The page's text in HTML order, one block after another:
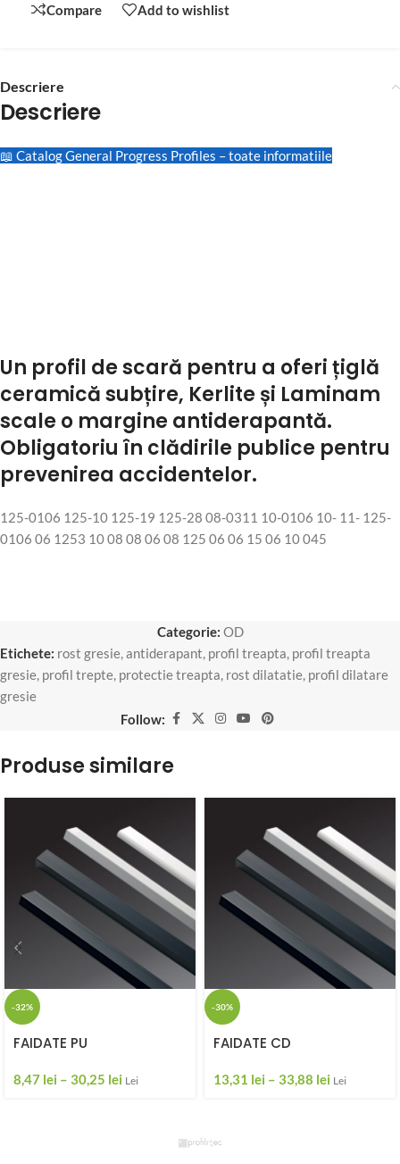
Compare Add to wishlist
Descriere
Descriere
📖 Catalog General Progress Profiles – toate informatiile
Un profil de scară pentru a oferi țiglă
ceramică subțire, Kerlite și Laminam
scale o margine antiderapantă.
Obligatoriu în clădirile publice pentru
prevenirea accidentelor.
125-0106 125-10 125-19 125-28 08-0311 10-0106 10- 11- 125-
0106 06 1253 10 08 08 06 08 125 06 06 15 06 10 045
Categorie: OD
Etichete: rost gresie,antiderapant, profil treapta, profil treapta
gresie, profil trepte, protectie treapta, rost dilatatie, profil dilatare
gresie
Follow:
Produse similare
-32%
FAIDATE PU
8,47 lei – 30,25 lei Lei
-30%
FAIDATE CD
13,31 lei – 33,88 lei Lei